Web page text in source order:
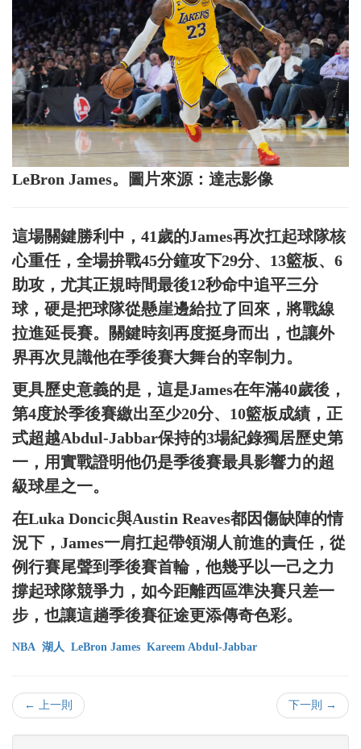
LeBron James。圖片來源：達志影像
這場關鍵勝利中，41歲的James再次扛起球隊核
心重任，全場拚戰45分鐘攻下29分、13籃板、6
助攻，尤其正規時間最後12秒命中追平三分
球，硬是把球隊從懸崖邊給拉了回來，將戰線
拉進延長賽。關鍵時刻再度挺身而出，也讓外
界再次見識他在季後賽大舞台的宰制力。
更具歷史意義的是，這是James在年滿40歲後，
第4度於季後賽繳出至少20分、10籃板成績，正
式超越Abdul-Jabbar保持的3場紀錄獨居歷史第
一，用實戰證明他仍是季後賽最具影響力的超
級球星之一。
在Luka Doncic與Austin Reaves都因傷缺陣的情
況下，James一肩扛起帶領湖人前進的責任，從
例行賽尾聲到季後賽首輪，他幾乎以一己之力
撐起球隊競爭力，如今距離西區準決賽只差一
步，也讓這趟季後賽征途更添傳奇色彩。
NBA 湖人 LeBron James Kareem Abdul-Jabbar
← 上一則 下一則 →